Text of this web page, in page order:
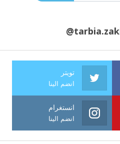
تويتر
انضم الينا
انستغرام
انضم الينا